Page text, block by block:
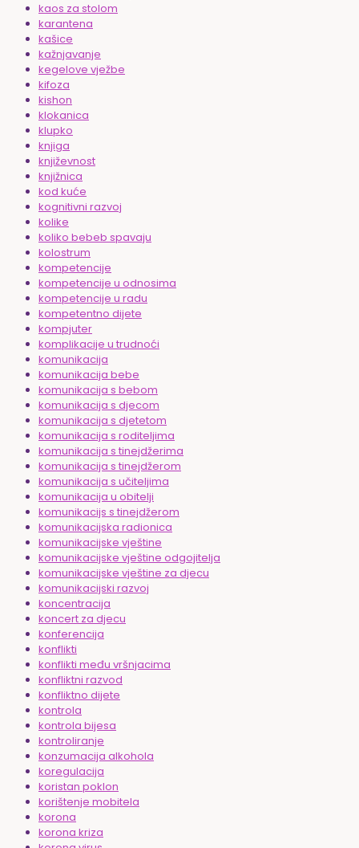
kaos za stolom
karantena
kašice
kažnjavanje
kegelove vježbe
kifoza
kishon
klokanica
klupko
knjiga
književnost
knjižnica
kod kuće
kognitivni razvoj
kolike
koliko bebeb spavaju
kolostrum
kompetencije
kompetencije u odnosima
kompetencije u radu
kompetentno dijete
kompjuter
komplikacije u trudnoći
komunikacija
komunikacija bebe
komunikacija s bebom
komunikacija s djecom
komunikacija s djetetom
komunikacija s roditeljima
komunikacija s tinejdžerima
komunikacija s tinejdžerom
komunikacija s učiteljima
komunikacija u obitelji
komunikacijs s tinejdžerom
komunikacijska radionica
komunikacijske vještine
komunikacijske vještine odgojitelja
komunikacijske vještine za djecu
komunikacijski razvoj
koncentracija
koncert za djecu
konferencija
konflikti
konflikti među vršnjacima
konfliktni razvod
konfliktno dijete
kontrola
kontrola bijesa
kontroliranje
konzumacija alkohola
koregulacija
koristan poklon
korištenje mobitela
korona
korona kriza